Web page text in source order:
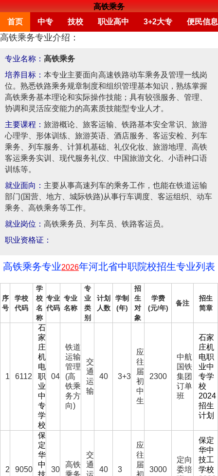
高铁乘务
首页
中专 技校 职业高中 3+2大专 便民信息
高铁乘务专业介绍：
专业名称： 高铁乘务
培养目标： 本专业主要面向高速铁路动车乘务及管理一线岗
位。熟悉铁路乘务规章制度和组织管理基本知识，熟练掌握
高铁乘务基本理论和实际操作技能；具有较强服务、管理、
协调和灵活应变能力的高素质技能型专业人才。
主要课程： 旅游概论、旅客运输、铁路基本安全常识、旅游
心理学、形体训练、旅游英语、酒店服务、客运安检、列车
乘务、列车服务、计算机基础、礼仪化妆、旅游地理、高铁
客运乘务实训、现代服务礼仪、中国旅游文化、小语种口语
训练等。
就业面向： 主要从事高速列车的乘务工作，也能在铁道运输
部门(国营、地方、城际铁路)从事行车调度、客运组织、动车
乘务、高铁乘务等工作。
就业岗位： 高铁乘务员、列车员、铁路客运员。
职业资格证：
高铁乘务专业2026年河北省中职院校招生专业列表
序
号
学校
代码
学
校
名
称
专业
代码
专业
名称
专
业
类
别
计划
人数
学制
(年)
招
生
对
象
学费
(元/年)
备注
招生
简章
1 6112
石
家
庄
机
电
职
业
中
专
学
校
04
铁道
运输
管理
(高
铁乘
务方
向)
交
通
运
输
40 3+3
应
往
届
初
中
生
2300
中航
国铁
集团
订单
班
石家
庄机
电职
业中
专学
校
2024
招生
计划
2 9050
保
定
华
中
30
高铁
交
通
40 3
应
往
届
3000
定向
委培
保定
华中
技工
学校